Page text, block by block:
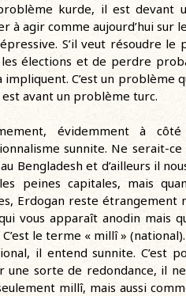
kurde, il est devant
à agir comme aujourd’hui sur
S’il veut résoudre le
élections et de perdre
impliquent. C’est un
est avant un problème turc.
évidemment à
sunnite. Ne serait-
Bengladesh et d’ailleurs il
peines capitales, mais
Erdogan reste étrangement
vous apparaît anodin mais
le terme « millî »
il entend sunnite. C’est
une sorte de redondance, il
millî, mais aussi